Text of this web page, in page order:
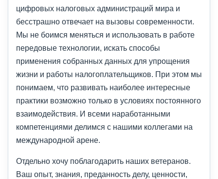
цифровых налоговых администраций мира и
бесстрашно отвечает на вызовы современности.
Мы не боимся меняться и использовать в работе
передовые технологии, искать способы
применения собранных данных для упрощения
жизни и работы налогоплательщиков. При этом мы
понимаем, что развивать наиболее интересные
практики возможно только в условиях постоянного
взаимодействия. И всеми наработанными
компетенциями делимся с нашими коллегами на
международной арене.
Отдельно хочу поблагодарить наших ветеранов.
Ваш опыт, знания, преданность делу, ценности,